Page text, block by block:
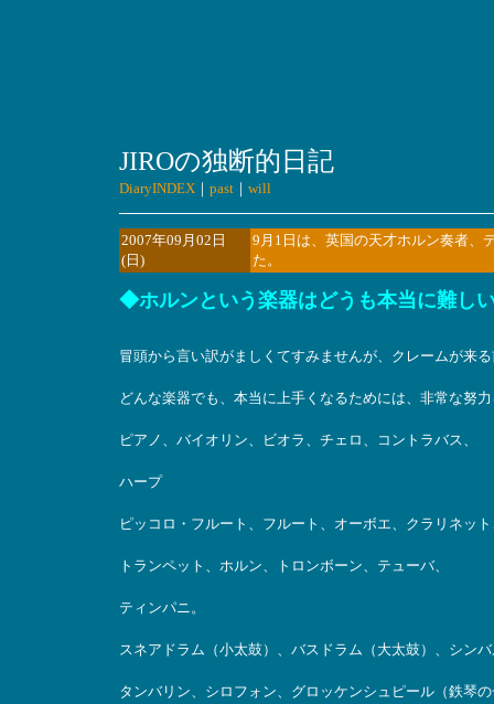
JIROの独断的日記
DiaryINDEX｜ past｜ will
2007年09月02日
(日)
9月1日は、英国の天才ホルン奏者、
た。
◆ホルンという楽器はどうも本当に難し
冒頭から言い訳がましくてすみませんが、クレームが来
どんな楽器でも、本当に上手くなるためには、非常な努
ピアノ、バイオリン、ビオラ、チェロ、コントラバス、
ハープ
ピッコロ・フルート、フルート、オーボエ、クラリネッ
トランペット、ホルン、トロンボーン、テューバ、
ティンパニ。
スネアドラム（小太鼓）、バスドラム（大太鼓）、シン
タンバリン、シロフォン、グロッケンシュピール（鉄琴